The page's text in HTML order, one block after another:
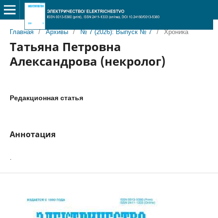
Главная / Архивы / № 7 (2026): Выпуск № 7 / Хроника
Татьяна Петровна
Александрова (некролог)
Редакционная статья
Аннотация